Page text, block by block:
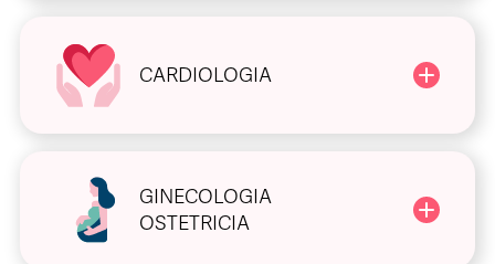
CARDIOLOGIA
GINECOLOGIA
OSTETRICIA